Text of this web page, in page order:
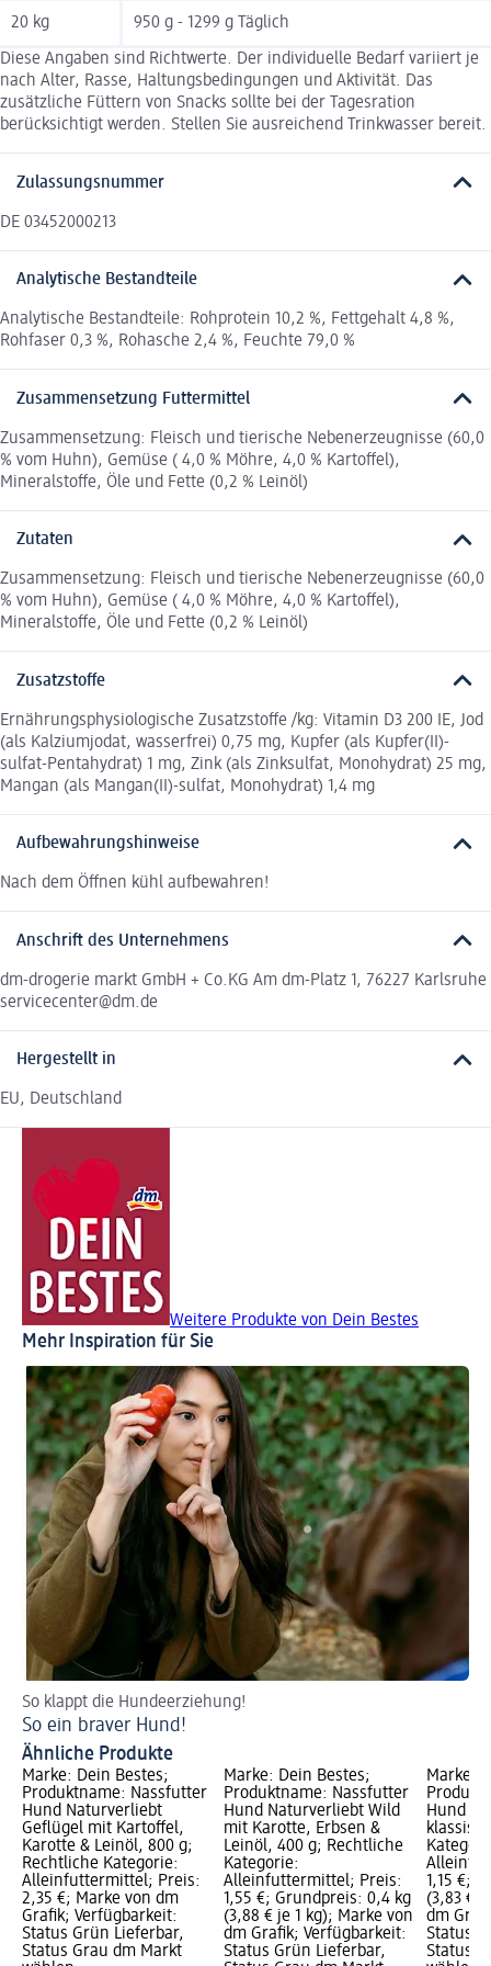
20 kg 950 g - 1299 g Täglich
Diese Angaben sind Richtwerte. Der individuelle Bedarf variiert je
nach Alter, Rasse, Haltungsbedingungen und Aktivität. Das
zusätzliche Füttern von Snacks sollte bei der Tagesration
berücksichtigt werden. Stellen Sie ausreichend Trinkwasser bereit.
Zulassungsnummer
DE 03452000213
Analytische Bestandteile
Analytische Bestandteile: Rohprotein 10,2 %, Fettgehalt 4,8 %,
Rohfaser 0,3 %, Rohasche 2,4 %, Feuchte 79,0 %
Zusammensetzung Futtermittel
Zusammensetzung: Fleisch und tierische Nebenerzeugnisse (60,0
% vom Huhn), Gemüse ( 4,0 % Möhre, 4,0 % Kartoffel),
Mineralstoffe, Öle und Fette (0,2 % Leinöl)
Zutaten
Zusammensetzung: Fleisch und tierische Nebenerzeugnisse (60,0
% vom Huhn), Gemüse ( 4,0 % Möhre, 4,0 % Kartoffel),
Mineralstoffe, Öle und Fette (0,2 % Leinöl)
Zusatzstoffe
Ernährungsphysiologische Zusatzstoffe /kg: Vitamin D3 200 IE, Jod
(als Kalziumjodat, wasserfrei) 0,75 mg, Kupfer (als Kupfer(II)-
sulfat-Pentahydrat) 1 mg, Zink (als Zinksulfat, Monohydrat) 25 mg,
Mangan (als Mangan(II)-sulfat, Monohydrat) 1,4 mg
Aufbewahrungshinweise
Nach dem Öﬀnen kühl aufbewahren!
Anschrift des Unternehmens
dm-drogerie markt GmbH + Co.KG Am dm-Platz 1, 76227 Karlsruhe
servicecenter@dm.de
Hergestellt in
EU, Deutschland
Weitere Produkte von Dein Bestes
Mehr Inspiration für Sie
So klappt die Hundeerziehung!
So ein braver Hund!
Ähnliche Produkte
Marke: Dein Bestes;
Produktname: Nassfutter
Hund Naturverliebt
Geflügel mit Kartoffel,
Karotte & Leinöl, 800 g;
Rechtliche Kategorie:
Alleinfuttermittel; Preis:
2,35 €; Marke von dm
Grafik; Verfügbarkeit:
Status Grün Lieferbar,
Status Grau dm Markt
Marke: Dein Bestes;
Produktname: Nassfutter
Hund Naturverliebt Wild
mit Karotte, Erbsen &
Leinöl, 400 g; Rechtliche
Kategorie:
Alleinfuttermittel; Preis:
1,55 €; Grundpreis: 0,4 kg
(3,88 € je 1 kg); Marke von
dm Grafik; Verfügbarkeit:
Status Grün Lieferbar,
Marke:
Hund
1,15 €;
(3,83 €
dm
Status
Status